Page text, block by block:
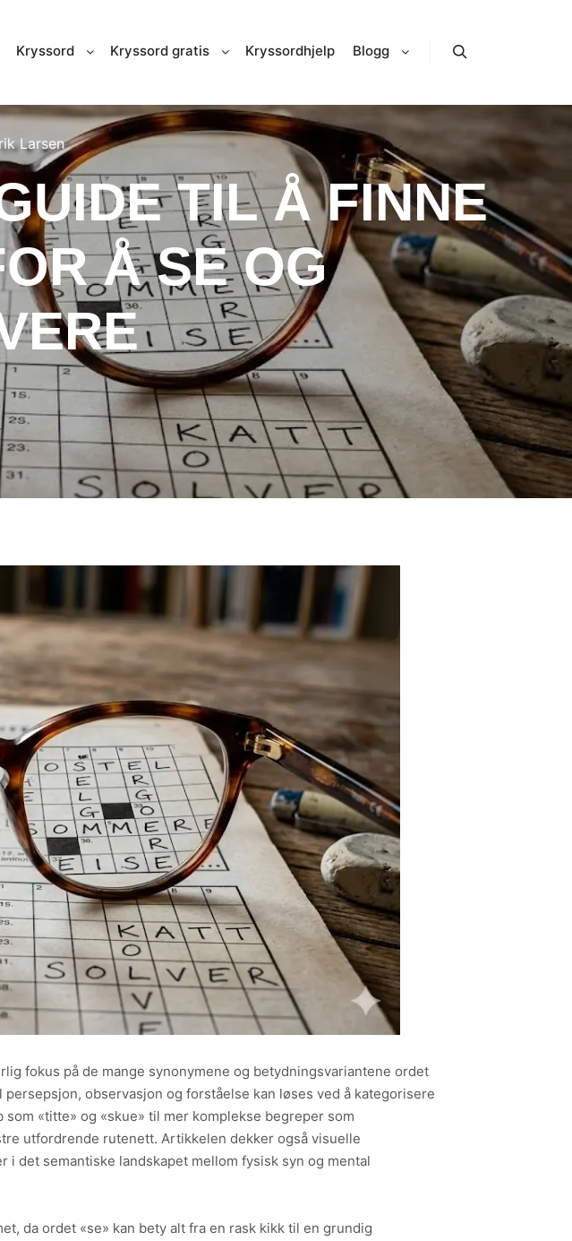
Kryssord Kryssord gratis Kryssordhjelp Blogg
Larsen
TIL Å FINNE
Å SE OG
fokus på de mange synonymene og betydningsvariantene ordet
observasjon og forståelse kan løses ved å kategorisere
«titte» og «skue» til mer komplekse begreper som
utfordrende rutenett. Artikkelen dekker også visuelle
det semantiske landskapet mellom fysisk syn og mental
da ordet «se» kan bety alt fra en rask kikk til en grundig